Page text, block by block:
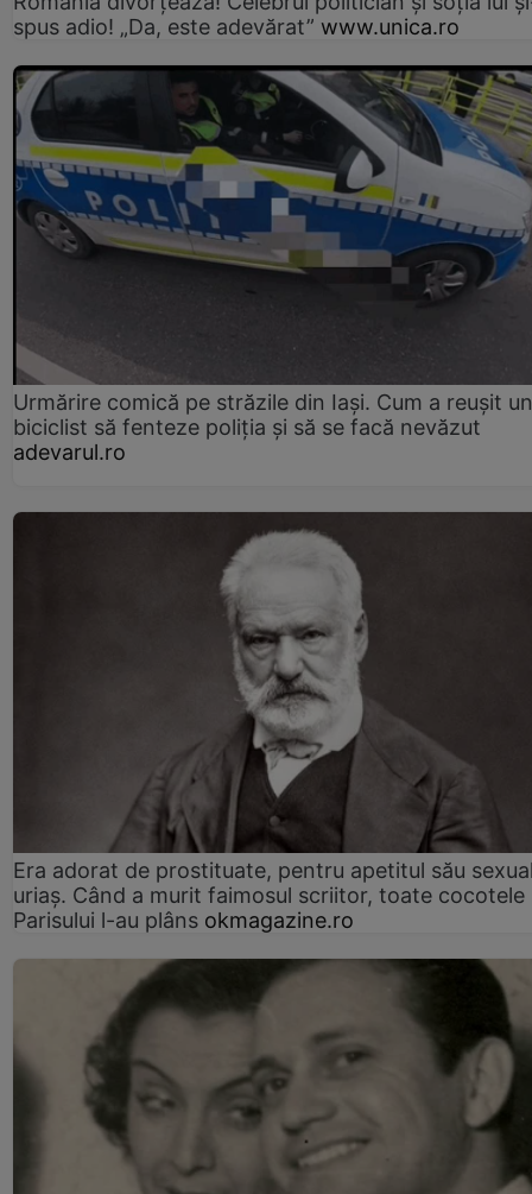
spus adio! „Da, este adevărat” www.unica.ro
Urmărire comică pe străzile din Iași. Cum a reușit un
biciclist să fenteze poliția și să se facă nevăzut
adevarul.ro
Era adorat de prostituate, pentru apetitul său
uriaș. Când a murit faimosul scriitor, toate cocotele
Parisului l-au plâns okmagazine.ro